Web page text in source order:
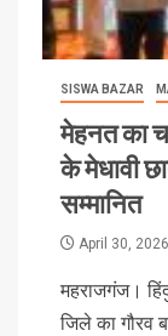
SISWA BAZAR
मेहनत का
के मेधावी
सम्मानित
April 30, 2026
महराजगंज।
जिले का गौरव